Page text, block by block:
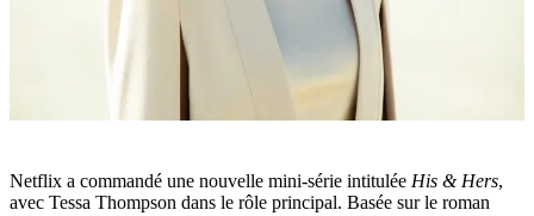
Netflix a commandé une nouvelle mini-série intitulée His & Hers,
avec Tessa Thompson dans le rôle principal. Basée sur le roman